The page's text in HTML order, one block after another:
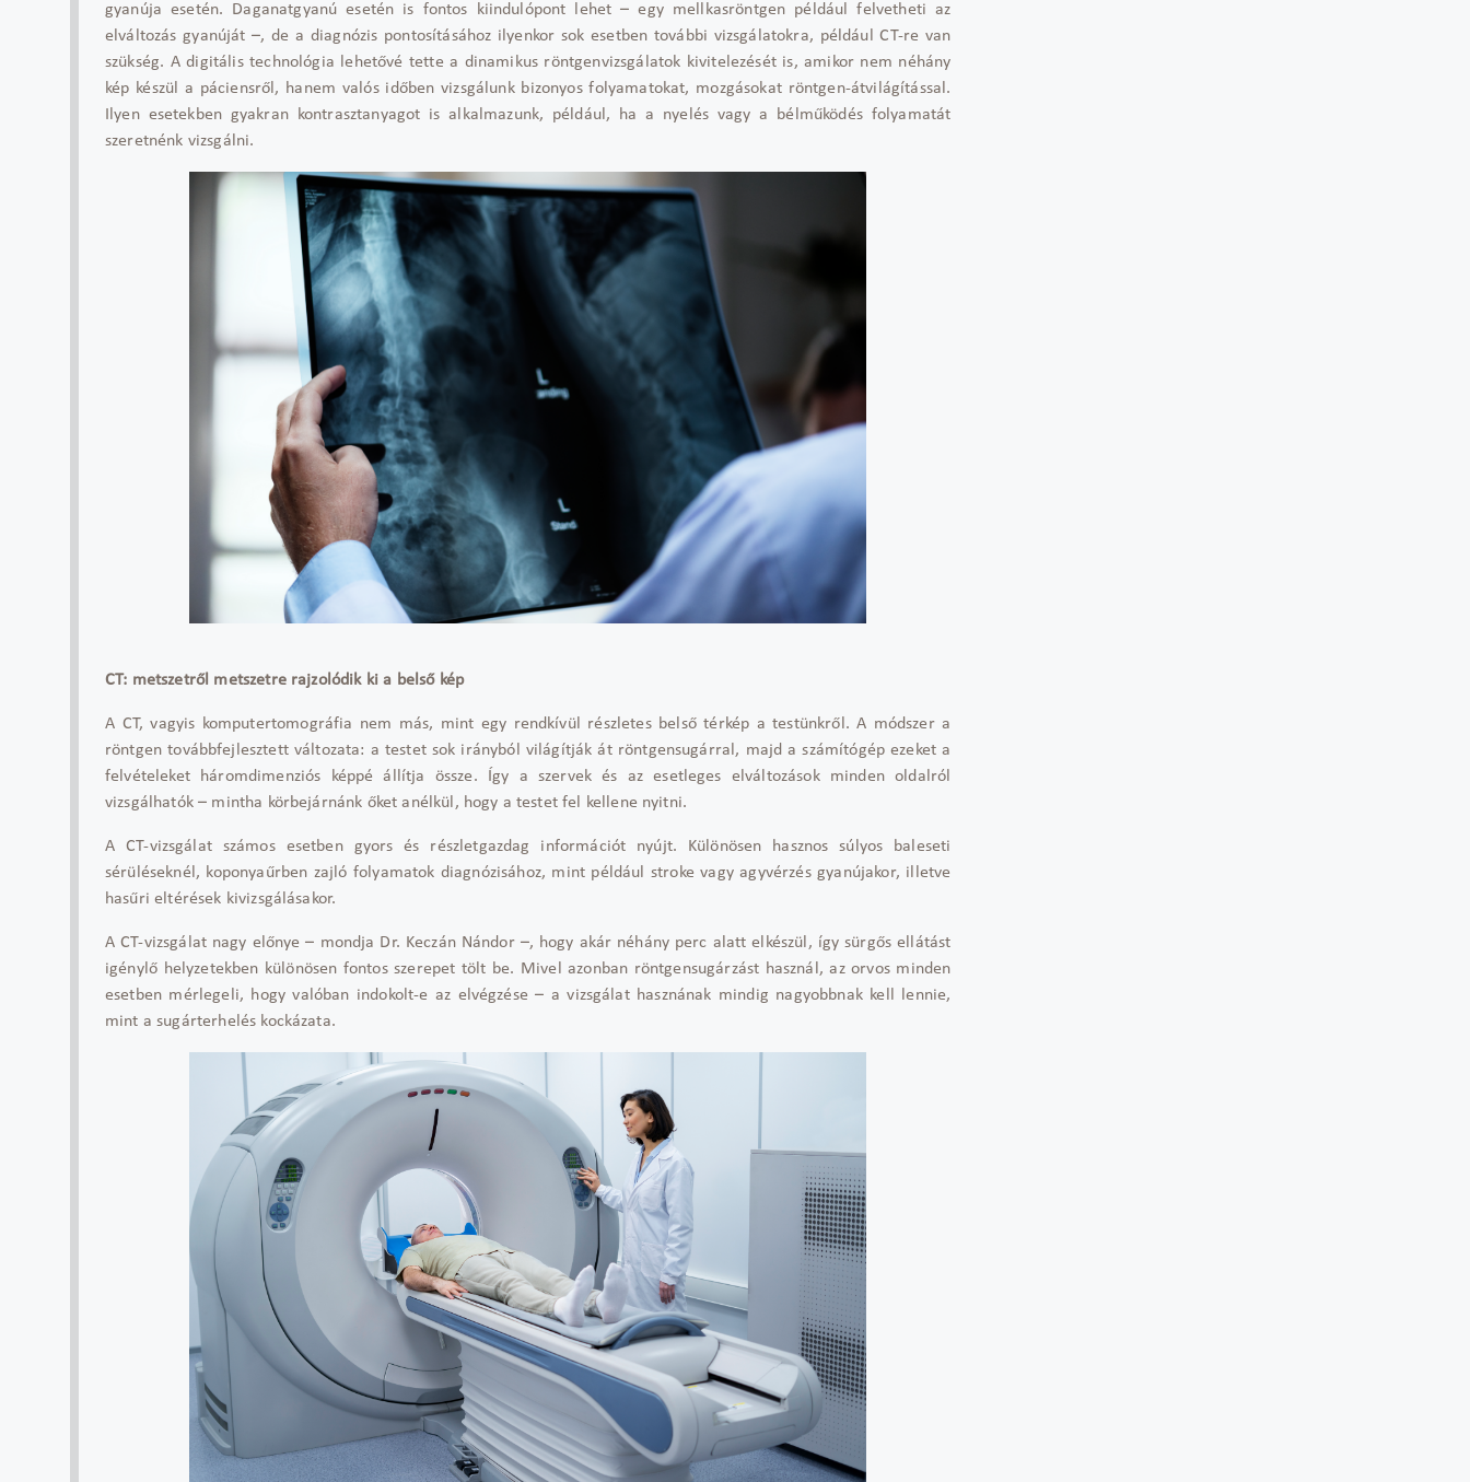
gyanúja esetén. Daganatgyanú esetén is fontos kiindulópont lehet – egy mellkasröntgen például felvetheti az
elváltozás gyanúját –, de a diagnózis pontosításához ilyenkor sok esetben további vizsgálatokra, például CT-re van
szükség. A digitális technológia lehetővé tette a dinamikus röntgenvizsgálatok kivitelezését is, amikor nem néhány
kép készül a páciensről, hanem valós időben vizsgálunk bizonyos folyamatokat, mozgásokat röntgen-átvilágítással.
Ilyen esetekben gyakran kontrasztanyagot is alkalmazunk, például, ha a nyelés vagy a bélműködés folyamatát
szeretnénk vizsgálni.
CT: metszetről metszetre rajzolódik ki a belső kép
A CT, vagyis komputertomográfia nem más, mint egy rendkívül részletes belső térkép a testünkről. A módszer a
röntgen továbbfejlesztett változata: a testet sok irányból világítják át röntgensugárral, majd a számítógép ezeket a
felvételeket háromdimenziós képpé állítja össze. Így a szervek és az esetleges elváltozások minden oldalról
vizsgálhatók – mintha körbejárnánk őket anélkül, hogy a testet fel kellene nyitni.
A CT-vizsgálat számos esetben gyors és részletgazdag információt nyújt. Különösen hasznos súlyos baleseti
sérüléseknél, koponyaűrben zajló folyamatok diagnózisához, mint például stroke vagy agyvérzés gyanújakor, illetve
hasűri eltérések kivizsgálásakor.
A CT-vizsgálat nagy előnye – mondja Dr. Keczán Nándor –, hogy akár néhány perc alatt elkészül, így sürgős ellátást
igénylő helyzetekben különösen fontos szerepet tölt be. Mivel azonban röntgensugárzást használ, az orvos minden
esetben mérlegeli, hogy valóban indokolt-e az elvégzése – a vizsgálat hasznának mindig nagyobbnak kell lennie,
mint a sugárterhelés kockázata.